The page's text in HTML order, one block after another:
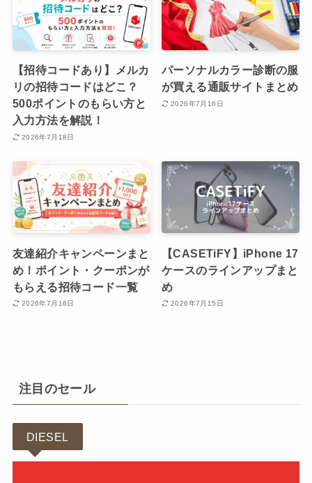
【招待コードあり】メルカ
リの招待コードはどこ？
500ポイントのもらい方と
入力方法を解説！
2026年7月18日
パーソナルカラー診断の服
が買える通販サイトまとめ
2026年7月16日
友達紹介キャンペーンまと
め！ポイント・クーポンが
もらえる招待コード一覧
2026年7月16日
【CASETiFY】iPhone 17
ケースのラインアップまと
め
2026年7月15日
注目のセール
DIESEL